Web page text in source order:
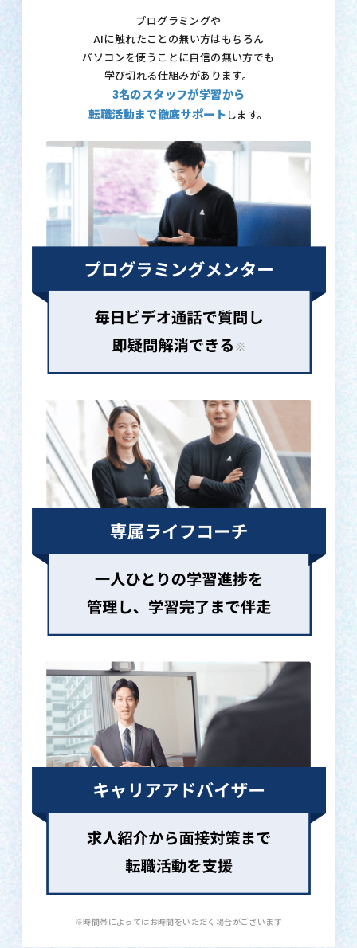
プログラミングや
AIに触れたことの無い方はもちろん
パソコンを使うことに自信の無い方でも
学び切れる仕組みがあります。
3名のスタッフが学習から
転職活動まで徹底サポート します。
※時間帯によってはお時間をいただく場合がございます